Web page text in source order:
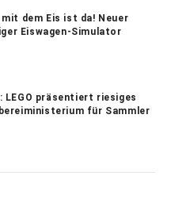
dem Eis ist da! Neuer
Eiswagen-Simulator
LEGO präsentiert riesiges
für Sammler